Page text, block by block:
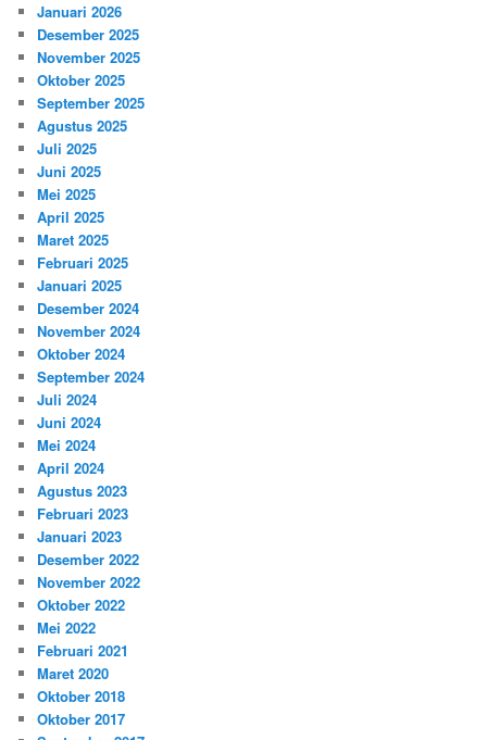
Januari 2026
Desember 2025
November 2025
Oktober 2025
September 2025
Agustus 2025
Juli 2025
Juni 2025
Mei 2025
April 2025
Maret 2025
Februari 2025
Januari 2025
Desember 2024
November 2024
Oktober 2024
September 2024
Juli 2024
Juni 2024
Mei 2024
April 2024
Agustus 2023
Februari 2023
Januari 2023
Desember 2022
November 2022
Oktober 2022
Mei 2022
Februari 2021
Maret 2020
Oktober 2018
Oktober 2017